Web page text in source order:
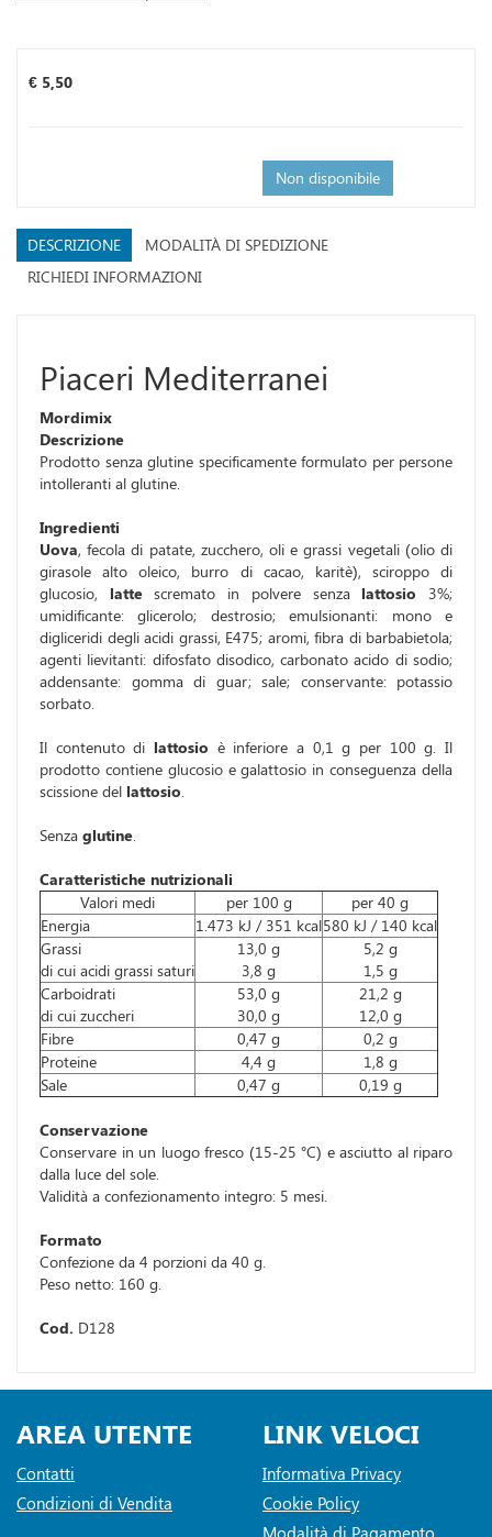
Prezzo
€ 5,50
Non disponibile
DESCRIZIONE
MODALITÀ DI SPEDIZIONE
RICHIEDI INFORMAZIONI
Piaceri Mediterranei
Mordimix
Descrizione
Prodotto senza glutine specificamente formulato per persone
intolleranti al glutine.
Ingredienti
Uova, fecola di patate, zucchero, oli e grassi vegetali (olio di
girasole alto oleico, burro di cacao, karitè), sciroppo di
glucosio, lattescremato in polvere senza lattosio 3%;
umidificante: glicerolo; destrosio; emulsionanti: mono e
digliceridi degli acidi grassi, E475; aromi, fibra di barbabietola;
agenti lievitanti: difosfato disodico, carbonato acido di sodio;
addensante: gomma di guar; sale; conservante: potassio
sorbato.
Il contenuto di lattosio è inferiore a 0,1 g per 100 g. Il
prodotto contiene glucosio e galattosio in conseguenza della
scissione del lattosio.
Senza glutine.
Caratteristiche nutrizionali
Valori medi
per 100 g
per 40 g
Energia
1.473 kJ / 351 kcal580 kJ / 140 kcal
Grassi
di cui acidi grassi saturi
13,0 g
3,8 g
5,2 g
1,5 g
Carboidrati
di cui zuccheri
53,0 g
30,0 g
21,2 g
12,0 g
Fibre
0,47 g
0,2 g
Proteine
4,4 g
1,8 g
Sale
0,47 g 0,19 g
Conservazione
Conservare in un luogo fresco (15-25 °C) e asciutto al riparo
dalla luce del sole.
Validità a confezionamento integro: 5 mesi.
Formato
Confezione da 4 porzioni da 40 g.
Peso netto: 160 g.
Cod. D128
AREA UTENTE
Contatti
Condizioni di Vendita
LINK VELOCI
Informativa Privacy
Cookie Policy